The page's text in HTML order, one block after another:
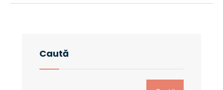
Caută